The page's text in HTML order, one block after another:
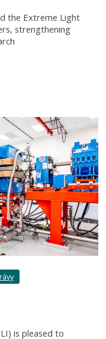
the Extreme Light
strengthening
is pleased to